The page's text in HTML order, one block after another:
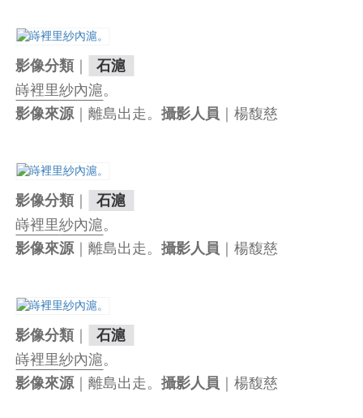
影像分類｜ 石滬
嵵裡里紗內滬。
影像來源｜離島出走。攝影人員 ｜楊馥慈
影像分類｜ 石滬
嵵裡里紗內滬。
影像來源｜離島出走。攝影人員 ｜楊馥慈
影像分類｜ 石滬
嵵裡里紗內滬。
影像來源｜離島出走。攝影人員 ｜楊馥慈